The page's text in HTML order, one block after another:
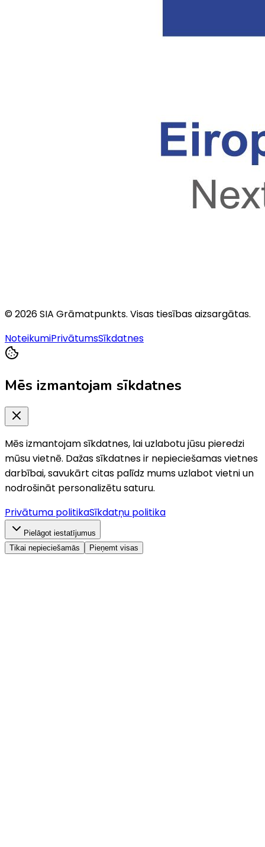
©2026SIA Grāmatpunkts. Visas tiesības aizsargātas.
NoteikumiPrivātumsSīkdatnes
Mēs izmantojam sīkdatnes
Mēs izmantojam sīkdatnes, lai uzlabotu jūsu pieredzi
mūsu vietnē. Dažas sīkdatnes ir nepieciešamas vietnes
darbībai, savukārt citas palīdz mums uzlabot vietni un
nodrošināt personalizētu saturu.
Privātuma politikaSīkdatņu politika
Pielāgot iestatījumus
Tikai nepieciešamās
Pieņemt visas